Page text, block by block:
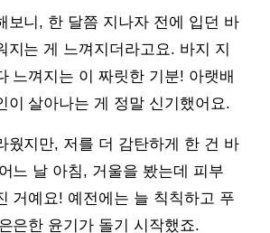
보니, 한 달쯤 지나자 전에 입던 바
지는 게 느껴지더라고요. 바지 지
느껴지는 이 짜릿한 기분! 아랫배
이 살아나는 게 정말 신기했어요.
웠지만, 저를 더 감탄하게 한 건 바
느 날 아침, 거울을 봤는데 피부
거예요! 예전에는 늘 칙칙하고 푸
은한 윤기가 돌기 시작했죠.